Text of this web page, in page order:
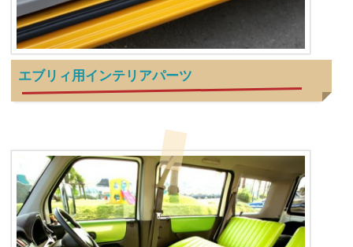
エブリィ用インテリアパーツ